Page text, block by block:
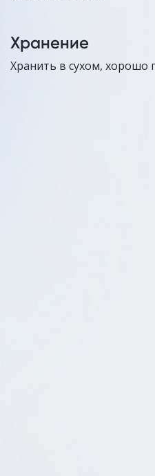
Хранение
Хранить в сухом,